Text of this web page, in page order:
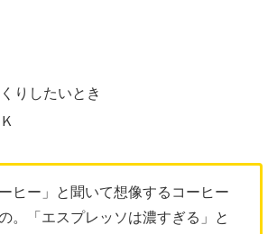
りしたいとき
ヒー」と聞いて想像するコーヒー
。「エスプレッソは濃すぎる」と